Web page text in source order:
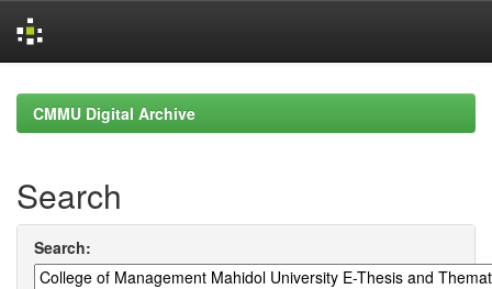
navigationCMMU Digital Archive
Search
Search: